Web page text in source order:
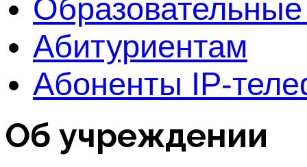
Абитуриентам
Абоненты IP-
Об учреждении